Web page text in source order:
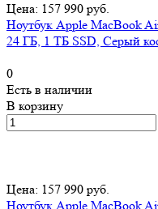
Цена: 157 990 руб.
Ноутбук Apple MacBook
24 ГБ, 1 ТБ SSD, Серый
0
Есть в наличии
В корзину
Цена: 157 990 руб.
Ноутбук Apple MacBook